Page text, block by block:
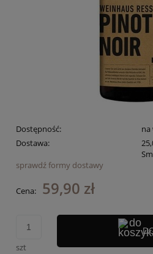
Dostępność:
na
Dostawa:
Cena nie zawiera ewentualnych
sprawdź formy dostawy
Cena: 59,90 zł
szt